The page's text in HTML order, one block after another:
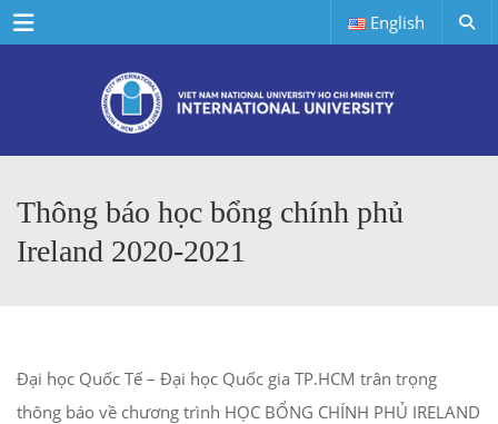
Menu English
Thông báo học bổng chính phủ
Ireland 2020-2021
Đại học Quốc Tế – Đại học Quốc gia TP.HCM trân trọng
thông báo về chương trình HỌC BỔNG CHÍNH PHỦ IRELAND